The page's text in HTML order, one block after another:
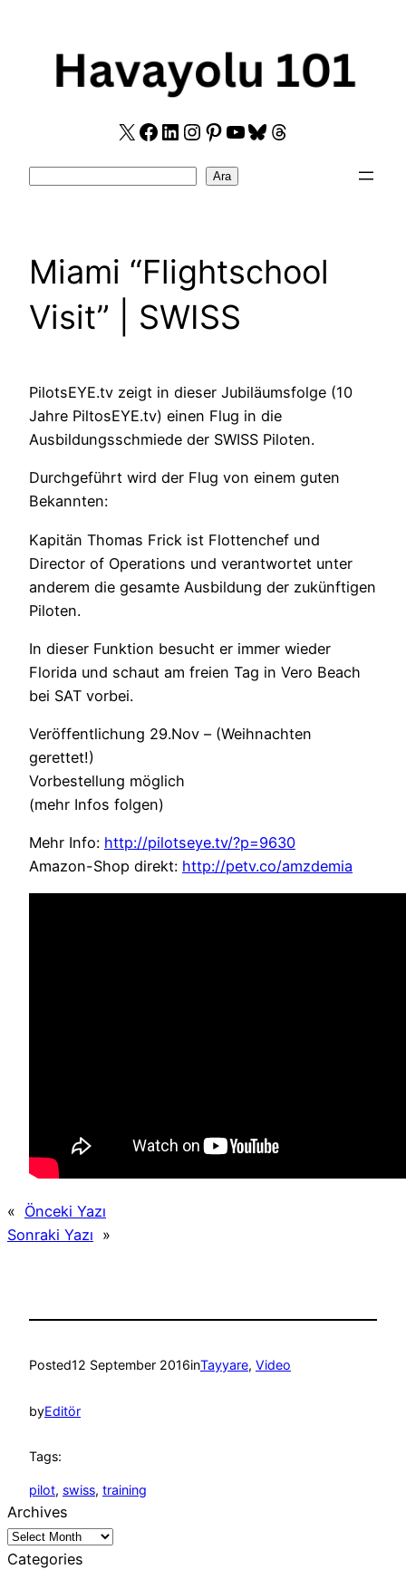
X Facebook
LinkedIn
Instagram
Pinterest
YouTube
Bluesky
Threads
Ara
Miami “Flightschool
Visit” | SWISS
PilotsEYE.tv zeigt in dieser Jubiläumsfolge (10
Jahre PiltosEYE.tv) einen Flug in die
Ausbildungsschmiede der SWISS Piloten.
Durchgeführt wird der Flug von einem guten
Bekannten:
Kapitän Thomas Frick ist Flottenchef und
Director of Operations und verantwortet unter
anderem die gesamte Ausbildung der zukünftigen
Piloten.
In dieser Funktion besucht er immer wieder
Florida und schaut am freien Tag in Vero Beach
bei SAT vorbei.
Veröffentlichung 29.Nov – (Weihnachten
gerettet!)
Vorbestellung möglich
(mehr Infos folgen)
Mehr Info: http://pilotseye.tv/?p=9630
Amazon-Shop direkt: http://petv.co/amzdemia
« Önceki Yazı
Sonraki Yazı »
Posted12 September 2016inTayyare, Video
byEditör
Tags:
pilot, swiss, training
Archives
Categories